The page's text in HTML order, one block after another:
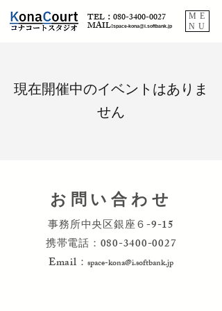
TEL：080-3400-0027
​MAIL:space-kona@i.softbank.jp
ME
NU
現在開催中のイベントはありま
せん
お問い合わせ
事務所中央区銀座６-9-15
携帯電話：080-3400-0027
Email：space-kona@i.softbank.jp